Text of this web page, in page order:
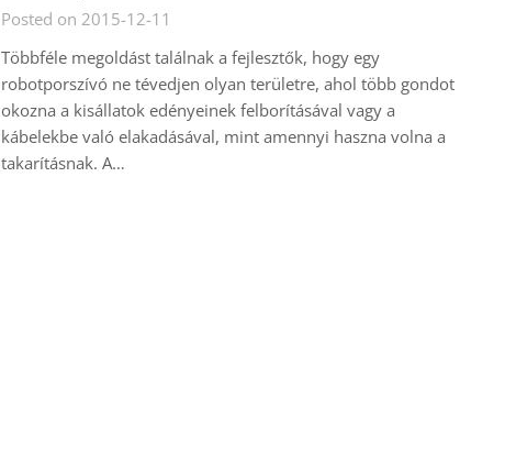
Posted on 2015-12-11
Többféle megoldást találnak a fejlesztők, hogy egy
robotporszívó ne tévedjen olyan területre, ahol több gondot
okozna a kisállatok edényeinek felborításával vagy a
kábelekbe való elakadásával, mint amennyi haszna volna a
takarításnak. A…